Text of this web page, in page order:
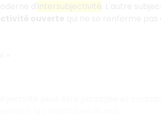
intersubjectivité